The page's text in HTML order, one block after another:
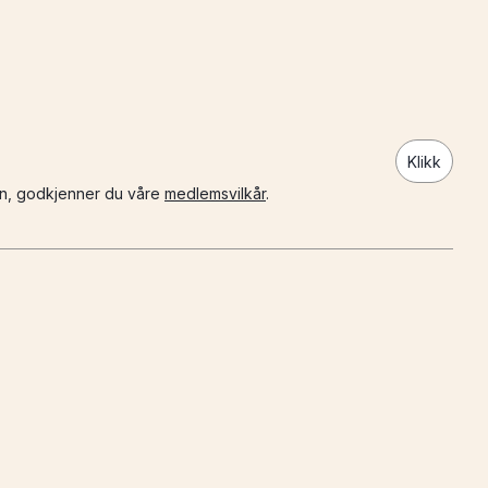
Klikk
godkjenner du våre medlemsvilkår.